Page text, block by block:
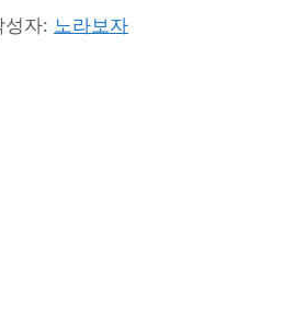
성자: 노라보자